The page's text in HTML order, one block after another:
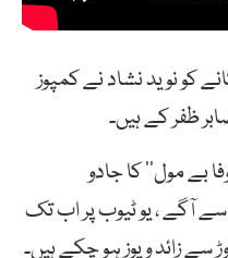
کو نوید نشاد نے کمپوز
ظفر کے ہیں۔
بے مول‘‘ کا جادو
آگے ، یو ٹیوب پر اب تک